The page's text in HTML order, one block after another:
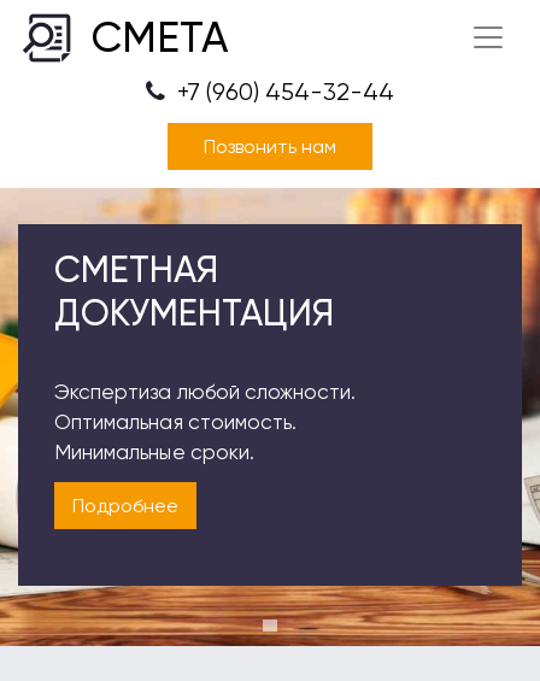
СМЕТА
+7 (960) 454-32-44
Позвонить нам
СМЕТНАЯ
ДОКУМЕНТАЦИЯ
Экспертиза любой сложности.
Оптимальная стоимость.
Минимальные сроки.
Подробнее